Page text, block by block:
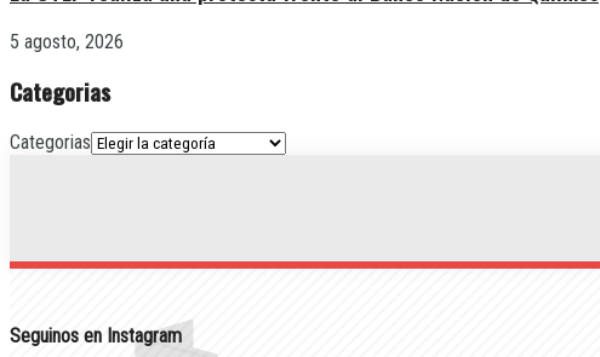
5 agosto, 2026
Categorias
Categorias
Seguinos en Instagram